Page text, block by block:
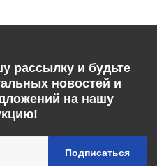
рассылку и будьте
новостей и
на нашу